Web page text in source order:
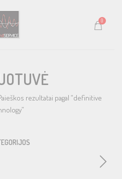
0
rezultatai pagal “definitive